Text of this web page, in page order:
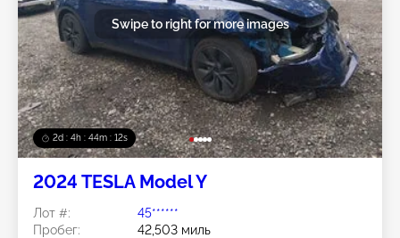
2d : 4h : 44m : 09s
Swipe to right for more images
2024 TESLA Model Y
Лот #:
45******
Пробег:
42,503 миль